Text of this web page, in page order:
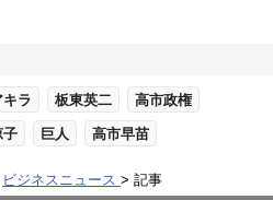
ラ 板東英二 高市政権
子 巨人 高市早苗
ビジネスニュース 記事